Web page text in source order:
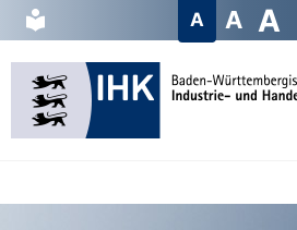
Bedienhilfe öffnen
direkt zum Menü
direkt zum Inhalt
Seitenanfang
Kontaktinformationen
Startseite A A A